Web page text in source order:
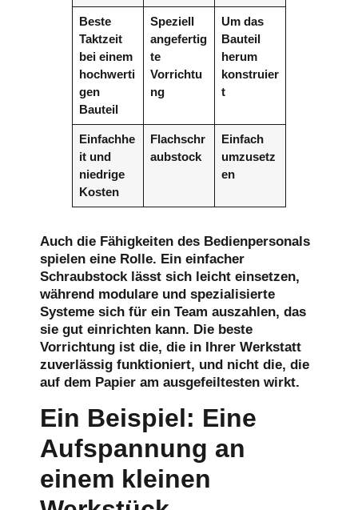
Beste
Taktzeit
bei einem
hochwerti
gen
Bauteil
Speziell
angefertig
te
Vorrichtu
ng
Um das
Bauteil
herum
konstruier
t
Einfachhe
it und
niedrige
Kosten
Flachschr
aubstock
Einfach
umzusetz
en
Auch die Fähigkeiten des Bedienpersonals
spielen eine Rolle. Ein einfacher
Schraubstock lässt sich leicht einsetzen,
während modulare und spezialisierte
Systeme sich für ein Team auszahlen, das
sie gut einrichten kann. Die beste
Vorrichtung ist die, die in Ihrer Werkstatt
zuverlässig funktioniert, und nicht die, die
auf dem Papier am ausgefeiltesten wirkt.
Ein Beispiel: Eine
Aufspannung an
einem kleinen